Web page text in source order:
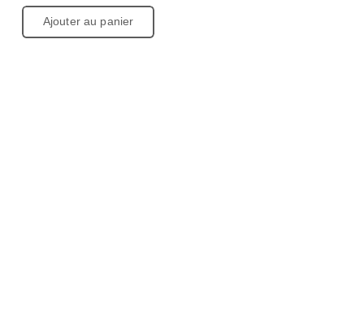
prix
initial
prix
actuel
Ajouter au panier